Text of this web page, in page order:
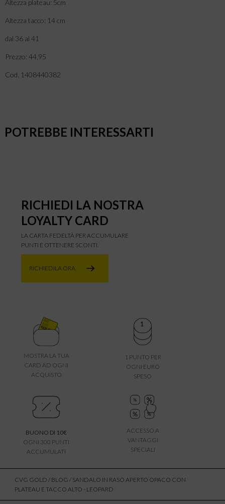
Altezza plateau: 5cm
Altezza tacco: 14 cm
dal 36 al 41
Prezzo: 44,95
Cod. 1408440382
POTREBBE INTERESSARTI
RICHIEDI LA NOSTRA
LOYALTY CARD
LA CARTA FEDELTÀ PER ACCUMULARE
PUNTI E OTTENERE SCONTI.
RICHIEDILA ORA
MOSTRA LA TUA
CARD AD OGNI
ACQUISTO
1 PUNTO PER
OGNI EURO
SPESO
BUONO DI 10€
OGNI 300 PUNTI
ACCUMULATI
ACCESSO A
VANTAGGI
SPECIALI
CVG GOLD / BLOG / SANDALO IN RASO APERTO OPACO CON
PLATEAU E TACCO ALTO - LEOPARD